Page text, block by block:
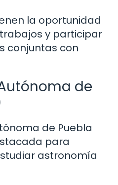
la oportunidad
y participar
conjuntas con
de
de Puebla
para
astronomía